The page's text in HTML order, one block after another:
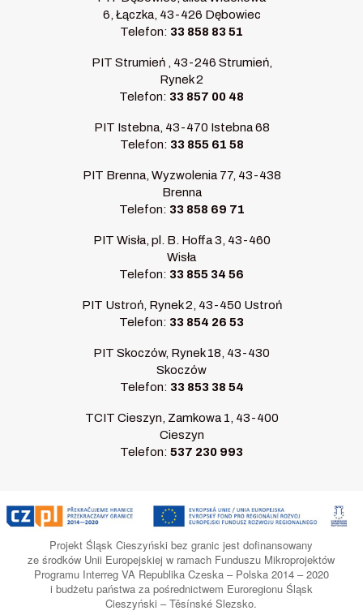
6, Łączka, 43-426 Dębowiec
Telefon: 33 858 83 51
PIT Strumień , 43-246 Strumień,
Rynek 2
Telefon: 33 857 00 48
PIT Istebna, 43-470 Istebna 68
Telefon: 33 855 61 58
PIT Brenna, Wyzwolenia 77, 43-438
Brenna
Telefon: 33 858 69 71
PIT Wisła, pl. B. Hoffa 3, 43-460
Wisła
Telefon: 33 855 34 56
PIT Ustroń, Rynek 2, 43-450 Ustroń
Telefon: 33 854 26 53
PIT Skoczów, Rynek 18, 43-430
Skoczów
Telefon: 33 853 38 54
TCIT Cieszyn, Zamkowa 1, 43-400
Cieszyn
Telefon: 537 230 993
Projekt Śląsk Cieszyński bez granic jest dofinansowany
ze środków Unii Europejskiej w ramach Funduszu Mikroprojektów
Programu Interreg VA Republika Czeska – Polska 2014 – 2020
i budżetu państwa za pośrednictwem Euroregionu Śląsk
Cieszyński – Těsínské Slezsko.